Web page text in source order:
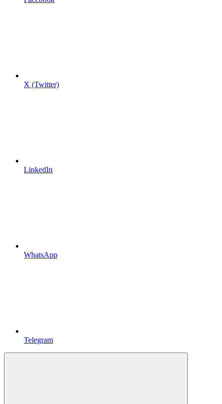
X (Twitter)
LinkedIn
WhatsApp
Telegram